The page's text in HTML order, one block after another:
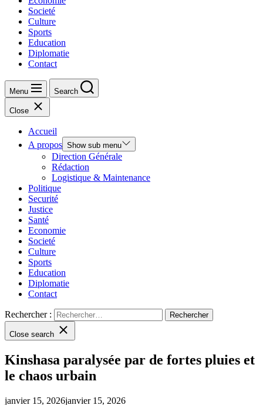
Societé
Culture
Sports
Education
Diplomatie
Contact
Menu Search
Close
Accueil
A propos Show sub menu
Direction Générale
Rédaction
Logistique & Maintenance
Politique
Securité
Justice
Santé
Economie
Societé
Culture
Sports
Education
Diplomatie
Contact
Rechercher :
Close search
Kinshasa paralysée par de fortes pluies et
le chaos urbain
janvier 15, 2026janvier 15, 2026